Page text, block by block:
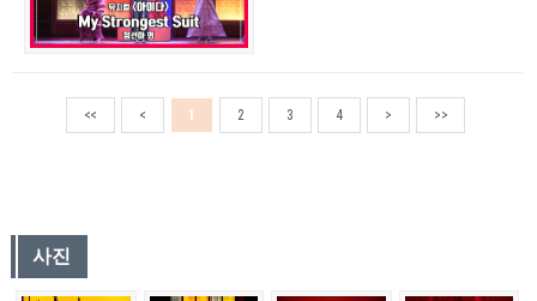
<< < 1 2 3 4 > >>
사진